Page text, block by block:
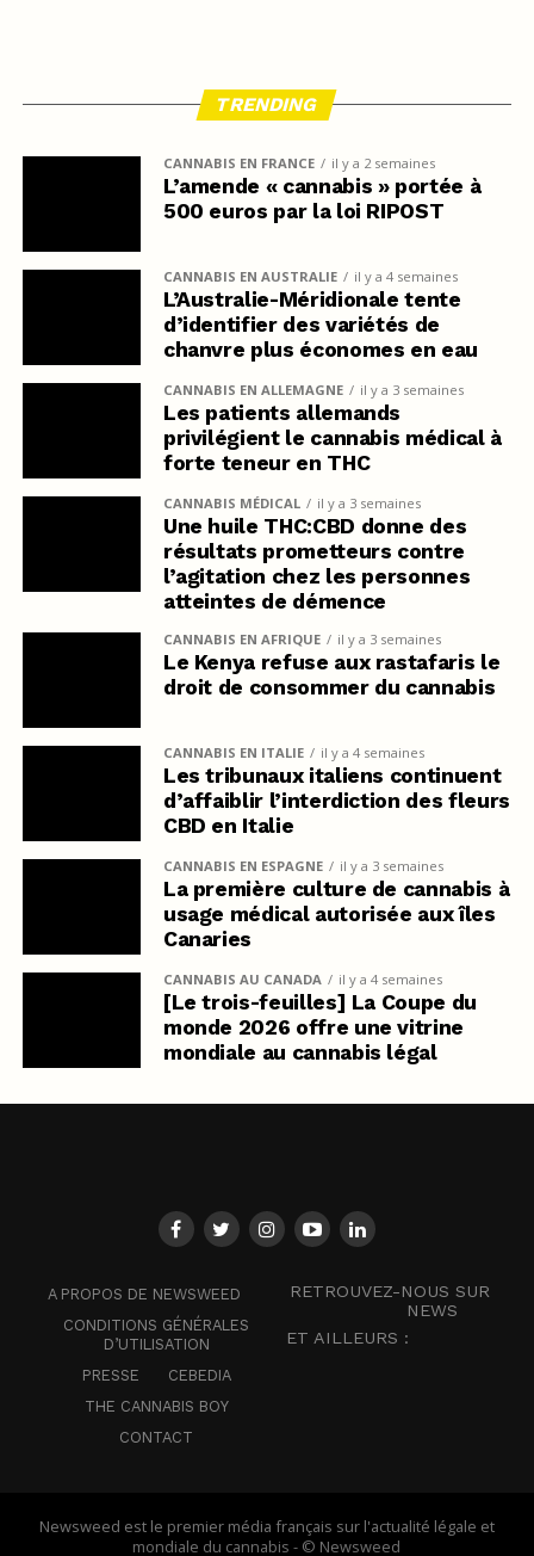
TRENDING
CANNABIS EN FRANCE il y a 2 semaines
L’amende « cannabis » portée à
500 euros par la loi RIPOST
CANNABIS EN AUSTRALIE il y a 4 semaines
L’Australie-Méridionale tente
d’identifier des variétés de
chanvre plus économes en eau
CANNABIS EN ALLEMAGNE il y a 3 semaines
Les patients allemands
privilégient le cannabis médical à
forte teneur en THC
CANNABIS MÉDICAL il y a 3 semaines
Une huile THC:CBD donne des
résultats prometteurs contre
l’agitation chez les personnes
atteintes de démence
CANNABIS EN AFRIQUE il y a 3 semaines
Le Kenya refuse aux rastafaris le
droit de consommer du cannabis
CANNABIS EN ITALIE il y a 4 semaines
Les tribunaux italiens continuent
d’affaiblir l’interdiction des fleurs
CBD en Italie
CANNABIS EN ESPAGNE il y a 3 semaines
La première culture de cannabis à
usage médical autorisée aux îles
Canaries
CANNABIS AU CANADA il y a 4 semaines
[Le trois-feuilles] La Coupe du
monde 2026 offre une vitrine
mondiale au cannabis légal
A PROPOS DE NEWSWEED
CONDITIONS GÉNÉRALES
D’UTILISATION
PRESSE
CEBEDIA
THE CANNABIS BOY
CONTACT
RETROUVEZ-NOUS SUR
NEWS
ET AILLEURS :
Newsweed est le premier média français sur l'actualité légale et
mondiale du cannabis - © Newsweed